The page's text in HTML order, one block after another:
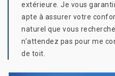
extérieure. Je vous
apte à assurer votre
naturel que vous
n’attendez pas pour me
de toit.